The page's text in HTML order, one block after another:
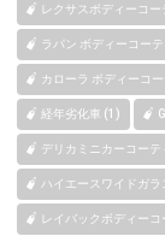
レクサスボディーコ
ラパン ボディーコー
カローラ ボディーコ
経年劣化車 (1)
デリカミニカーコーテ
ハイエースワイドガ
レイバックボディー